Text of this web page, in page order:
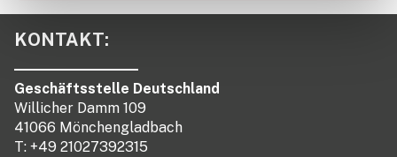
KONTAKT:
Geschäftsstelle Deutschland
Willicher Damm 109
41066 Mönchengladbach
T: +49 21027392315